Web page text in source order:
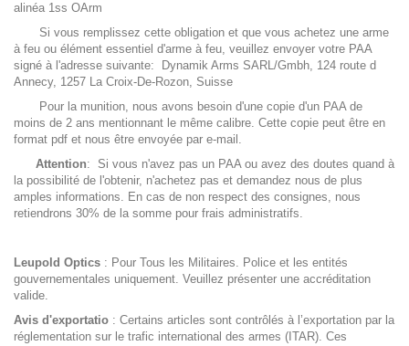
alinéa 1ss OArm
Si vous remplissez cette obligation et que vous achetez une arme
à feu ou élément essentiel d'arme à feu, veuillez envoyer votre PAA
signé à l'adresse suivante: Dynamik Arms SARL/Gmbh, 124 route d
Annecy, 1257 La Croix-De-Rozon, Suisse
Pour la munition, nous avons besoin d'une copie d'un PAA de
moins de 2 ans mentionnant le même calibre. Cette copie peut être en
format pdf et nous être envoyée par e-mail.
Attention: Si vous n'avez pas un PAA ou avez des doutes quand à
la possibilité de l'obtenir, n'achetez pas et demandez nous de plus
amples informations. En cas de non respect des consignes, nous
retiendrons 30% de la somme pour frais administratifs.
Leupold Optics : Pour Tous les Militaires. Police et les entités
gouvernementales uniquement. Veuillez présenter une accréditation
valide.
Avis d'exportatio : Certains articles sont contrôlés à l’exportation par la
réglementation sur le trafic international des armes (ITAR). Ces